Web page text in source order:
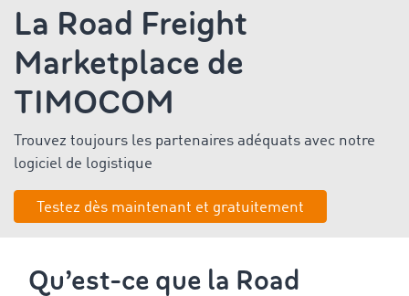
La Road Freight
Marketplace de
TIMOCOM
Trouvez toujours les partenaires adéquats avec notre
logiciel de logistique
Testez dès maintenant et gratuitement
Qu’est-ce que la Road